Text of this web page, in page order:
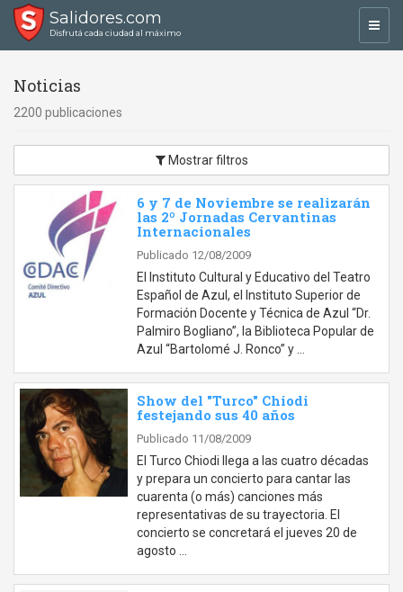
Salidores.com
Disfrutá cada ciudad al máximo
Noticias
2200 publicaciones
Mostrar filtros
6 y 7 de Noviembre se realizarán
las 2º Jornadas Cervantinas
Internacionales
Publicado 12/08/2009
El Instituto Cultural y Educativo del Teatro
Español de Azul, el Instituto Superior de
Formación Docente y Técnica de Azul “Dr.
Palmiro Bogliano”, la Biblioteca Popular de
Azul “Bartolomé J. Ronco” y …
Show del "Turco" Chiodi
festejando sus 40 años
Publicado 11/08/2009
El Turco Chiodi llega a las cuatro décadas
y prepara un concierto para cantar las
cuarenta (o más) canciones más
representativas de su trayectoria. El
concierto se concretará el jueves 20 de
agosto …